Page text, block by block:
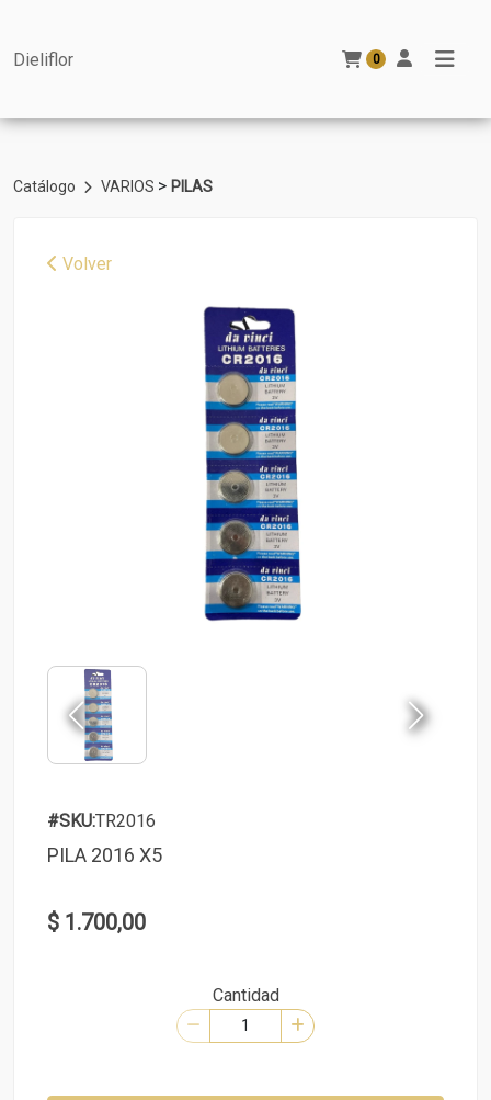
Dieliflor 0
Catálogo VARIOS > PILAS
Volver
#SKU:TR2016
PILA 2016 X5
$ 1.700,00
Cantidad